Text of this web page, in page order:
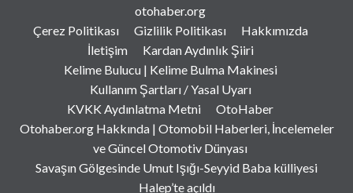
otohaber.org
Çerez Politikası
Gizlilik Politikası
Hakkımızda
İletişim
Kardan Aydınlık Şiiri
Kelime Bulucu | Kelime Bulma Makinesi
Kullanım Şartları / Yasal Uyarı
KVKK Aydınlatma Metni
OtoHaber
Otohaber.org Hakkında | Otomobil Haberleri, İncelemeler
ve Güncel Otomotiv Dünyası
Savaşın Gölgesinde Umut Işığı-Seyyid Baba külliyesi
Halep’te açıldı